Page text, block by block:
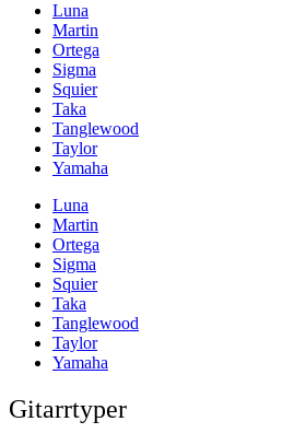
Luna
Martin
Ortega
Sigma
Squier
Taka
Tanglewood
Taylor
Yamaha
Luna
Martin
Ortega
Sigma
Squier
Taka
Tanglewood
Taylor
Yamaha
Gitarrtyper